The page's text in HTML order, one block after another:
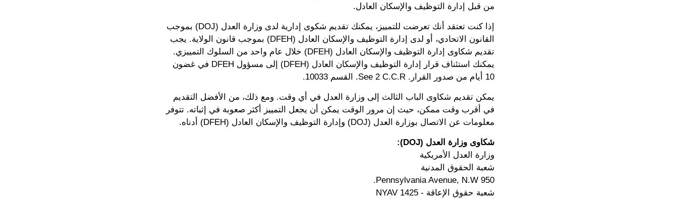
من قبل إدارة التوظيف والإسكان العادل.
إذا كنت تعتقد أنك تعرضت للتمييز، يمكنك تقديم شكوى إدارية لدى وزارة العدل (DOJ) بموجب
القانون الاتحادي، أو لدى إدارة التوظيف والإسكان العادل (DFEH) بموجب قانون الولاية. يجب
تقديم شكاوى إدارة التوظيف والإسكان العادل (DFEH) خلال عام واحد من السلوك التمييزي.
يمكنك استئناف قرار إدارة التوظيف والإسكان العادل (DFEH) إلى مسؤول DFEH في غضون
10 أيام من صدور القرار. See 2 C.C.R. القسم 10033.
يمكن تقديم شكاوى الباب الثالث إلى وزارة العدل في أي وقت. ومع ذلك، من الأفضل التقديم
في أقرب وقت ممكن، حيث إن مرور الوقت يمكن أن يجعل التمييز أكثر صعوبة في إثباته. تتوفر
معلومات عن الاتصال بوزارة العدل (DOJ) وإدارة التوظيف والإسكان العادل (DFEH) أدناه.
شكاوى وزارة العدل (DOJ):
وزارة العدل الأمريكية
شعبة الحقوق المدنية
950 Pennsylvania Avenue, N.W.
شعبة حقوق الإعاقة - 1425 NYAV